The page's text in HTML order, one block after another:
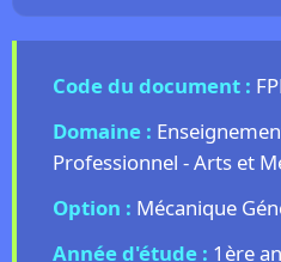
Code du document :
Domaine :
Professionnel - Arts et
Option : Mécanique
Année d'étude : 1ère